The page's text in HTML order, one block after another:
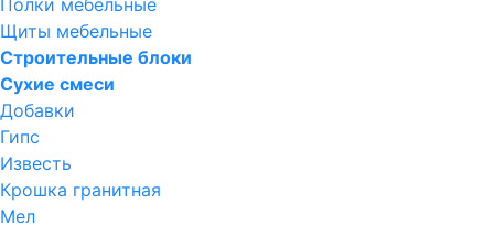
Полки мебельные
Щиты мебельные
Строительные блоки
Сухие смеси
Добавки
Гипс
Известь
Крошка гранитная
Мел